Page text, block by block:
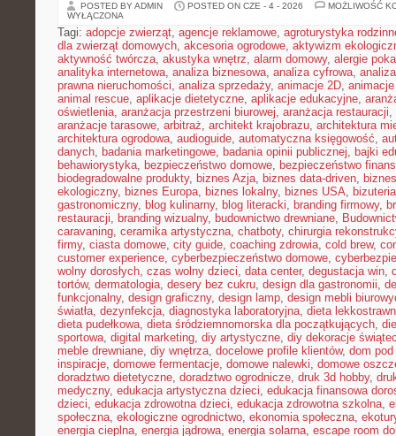
POSTED BY ADMIN POSTED ON CZE - 4 - 2026
MOŻLIWOŚĆ
WYŁĄCZONA
Tagi: adopcje zwierząt, agencje reklamowe, agroturystyka
dla zwierząt domowych, akcesoria ogrodowe, aktywizm
aktywność twórcza, akustyka wnętrz, alarm domowy, alergie
analityka internetowa, analiza biznesowa, analiza cyfrowa,
prawna nieruchomości, analiza sprzedaży, animacje 2D,
animal rescue, aplikacje dietetyczne, aplikacje edukacyjne,
oświetlenia, aranżacja przestrzeni biurowej, aranżacja restauracji,
aranżacje tarasowe, arbitraż, architekt krajobrazu, architektura
architektura ogrodowa, audioguide, automatyczna księgowość,
danych, badania marketingowe, badania opinii publicznej, bajki
behawiorystyka, bezpieczeństwo domowe, bezpieczeństwo
biodegradowalne produkty, biznes Azja, biznes data-driven,
ekologiczny, biznes Europa, biznes lokalny, biznes USA,
gastronomiczny, blog kulinarny, blog literacki, branding firmowy,
restauracji, branding wizualny, budownictwo drewniane,
caravaning, ceramika artystyczna, chatboty, chirurgia
firmy, ciasta domowe, city guide, coaching zdrowia, cold brew,
customer experience, cyberbezpieczeństwo domowe,
wolny dorosłych, czas wolny dzieci, data center, degustacja win,
tortów, dermatologia, desery bez cukru, design dla gastronomii,
funkcjonalny, design graficzny, design lamp, design mebli
światła, dezynfekcja, diagnostyka laboratoryjna, dieta
dieta pudełkowa, dieta śródziemnomorska dla początkujących,
sportowa, digital marketing, diy artystyczne, diy dekoracje
meble drewniane, diy wnętrza, docelowe profile klientów, dom
inspiracje, domowe fermentacje, domowe nalewki, domowe
doradztwo dietetyczne, doradztwo ogrodnicze, druk 3d hobby,
medyczny, edukacja artystyczna dzieci, edukacja finansowa
dzieci, edukacja zdrowotna dzieci, edukacja zdrowotna szkolna,
społeczna, ekologiczne ogrodnictwo, ekonomia społeczna,
energia cieplna, energia jądrowa, energia solarna, escape room